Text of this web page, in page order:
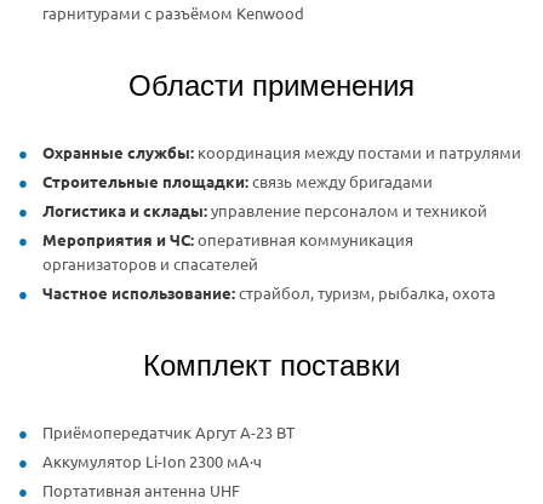
гарнитурами с разъёмом Kenwood
Области применения
Охранные службы: координация между постами и патрулями
Строительные площадки:связь между бригадами
Логистика и склады:управление персоналом и техникой
Мероприятия и ЧС:оперативная коммуникация
организаторов и спасателей
Частное использование:страйбол, туризм, рыбалка, охота
Комплект поставки
Приёмопередатчик Аргут А-23 ВТ
Аккумулятор Li-Ion 2300 мА·ч
Портативная антенна UHF